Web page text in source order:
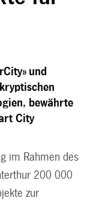
und
bewährte
City
im Rahmen des
200 000
zur